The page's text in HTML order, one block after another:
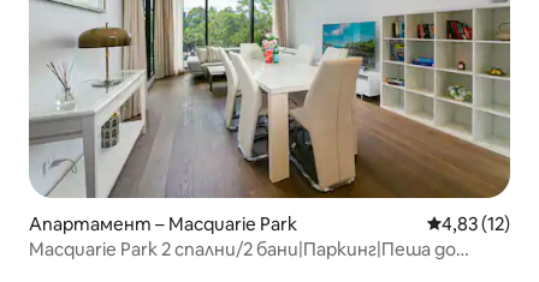
Апартамент – Macquarie Park Средна
4,83 (12)
Macquarie Park 2 спални/2 бани|Паркинг|Пеша до